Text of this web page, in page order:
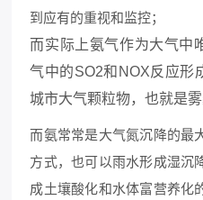
到应有的重视和监控；
而实际上氨气作为大气中
气中的SO2和NOX反应形
城市大气颗粒物，也就是
而氨常常是大气氮沉降的最
方式，也可以雨水形成湿沉
成土壤酸化和水体富营养化